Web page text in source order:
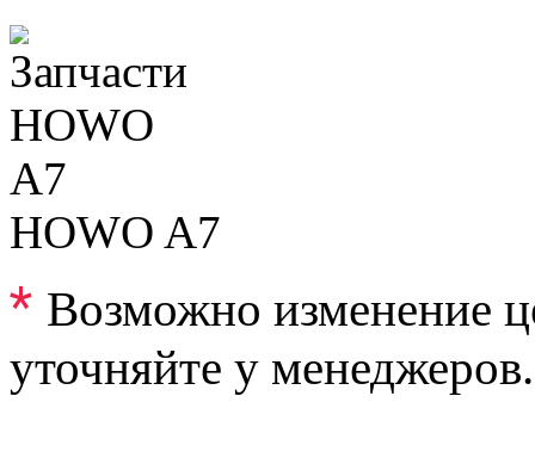
HOWO A7
* Возможно изменение
уточняйте у менеджеров.